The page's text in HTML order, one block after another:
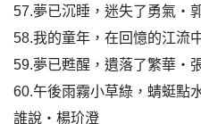
57.夢已沉睡，迷失了勇氣‧
58.我的童年，在回憶的江流
59.夢已甦醒，遺落了繁華‧
60.午後雨霧小草綠，蜻蜓點
誰說‧楊玠澄